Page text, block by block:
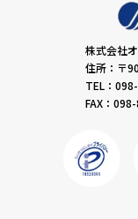
株式会社
住所：〒
TEL：
FAX：